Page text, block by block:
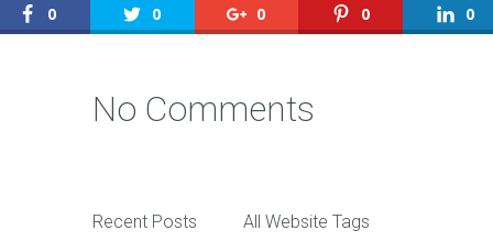
0 0 0 0 0
No Comments
Recent Posts All Website Tags